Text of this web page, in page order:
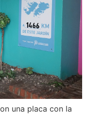
una placa con la